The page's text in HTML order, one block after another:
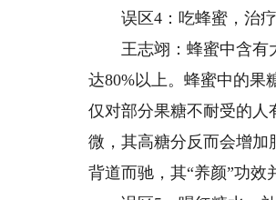
误区4：吃蜂蜜，治疗
王志翊：蜂蜜中含有大
达80%以上。蜂蜜中的果
仅对部分果糖不耐受的
微，其高糖分反而会增加
背道而驰，其“养颜”功效